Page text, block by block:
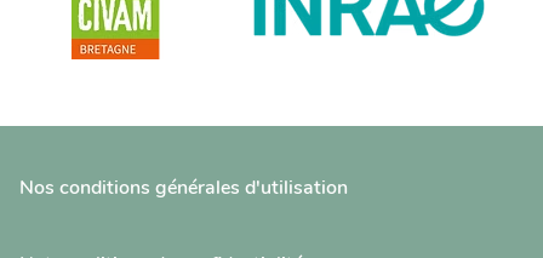
Nos conditions générales d'utilisation